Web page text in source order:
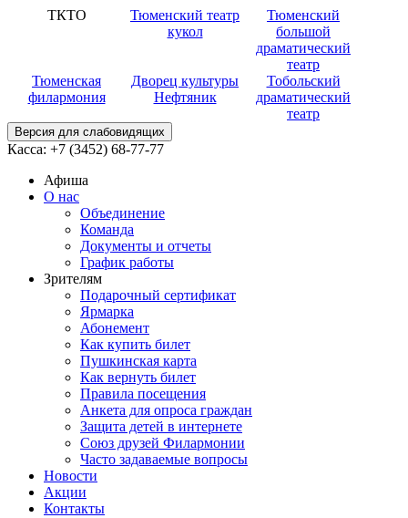
ТКТО
Тюменский театр
кукол
Тюменский
большой
драматический
театр
Тюменская
филармония
Дворец культуры
Нефтяник
Тобольский
драматический
театр
Версия для слабовидящих
Касса: +7 (3452) 68-77-77
Афиша
О нас
Объединение
Команда
Документы и отчеты
График работы
Зрителям
Подарочный сертификат
Ярмарка
Абонемент
Как купить билет
Пушкинская карта
Как вернуть билет
Правила посещения
Анкета для опроса граждан
Защита детей в интернете
Союз друзей Филармонии
Часто задаваемые вопросы
Новости
Акции
Контакты